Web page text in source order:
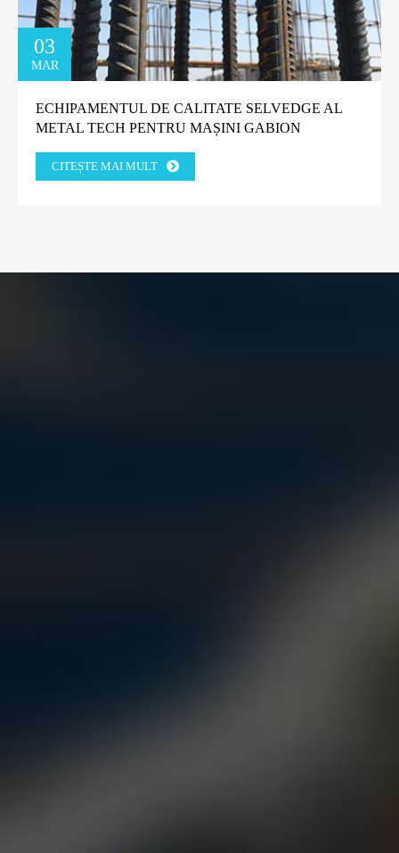
03
MAR
ECHIPAMENTUL DE CALITATE SELVEDGE AL
METAL TECH PENTRU MAȘINI GABION
DIN GRECIA.
CITEȘTE MAI MULT